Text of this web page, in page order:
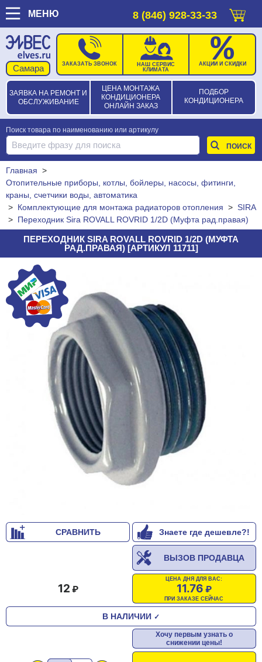
МЕНЮ 8 (846) 928-33-33
ЗАЯВКА НА РЕМОНТ И
ОБСЛУЖИВАНИЕ
ЦЕНА МОНТАЖА
КОНДИЦИОНЕРА
ОНЛАЙН ЗАКАЗ
ПОДБОР
КОНДИЦИОНЕРА
ЗАКАЗАТЬ ЗВОНОК
НАШ СЕРВИС
КЛИМАТА
АКЦИИ И СКИДКИ
Поиск товара по наименованию или артикулу
Главная >
Отопительные приборы, котлы, бойлеры, насосы, фитинги,
краны, счетчики воды, автоматика
> Комплектующие для монтажа радиаторов отопления > SIRA
> Переходник Sira ROVALL ROVRID 1/2D (Муфта рад.правая)
ПЕРЕХОДНИК SIRA ROVALL ROVRID 1/2D (МУФТА
РАД.ПРАВАЯ) [АРТИКУЛ 11711]
СРАВНИТЬ Знаете где дешевле?!
ВЫЗОВ ПРОДАВЦА
ЦЕНА ДНЯ ДЛЯ ВАС:
11.76
ПРИ ЗАКАЗЕ СЕЙЧАС
12
В НАЛИЧИИ ✓
Хочу первым узнать о
снижении цены!